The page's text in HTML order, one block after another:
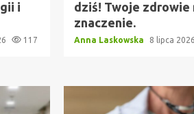
i
117
dziś! Twoje zdrowie
znaczenie.
Anna Laskowska 8 lipca 2026